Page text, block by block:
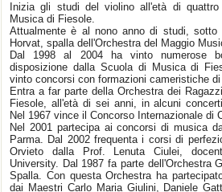
Inizia gli studi del violino all'età di
Musica di Fiesole.
Attualmente è al nono anno di studi, sotto
Horvat, spalla dell'Orchestra del Maggio
Dal 1998 al 2004 ha vinto numerose
disposizione dalla Scuola di Musica di
vinto concorsi con formazioni cameristiche
Entra a far parte della Orchestra dei
Fiesole, all'età di sei anni, in alcuni
Nel 1967 vince il Concorso Internazionale di
Nel 2001 partecipa ai concorsi di musica
Parma. Dal 2002 frequenta i corsi di
Orvieto dalla Prof. Lenuta Ciulei,
University. Dal 1987 fa parte dell'Orchestra
Spalla. Con questa Orchestra ha
dai Maestri Carlo Maria Giulini, Daniele